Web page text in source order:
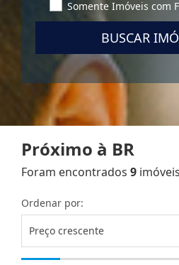
Somente Imóveis com
BUSCAR
Próximo à BR
Foram encontrados 9
Ordenar por:
Preço crescente